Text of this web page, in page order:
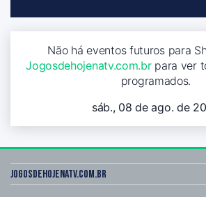
Não há eventos futuros para
Jogosdehojenatv.com.brpara ver
programados.
sáb., 08 de ago. de
Jogosdehojenatv.com.br